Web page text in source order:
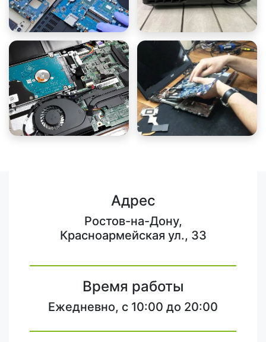
Адрес
Ростов-на-Дону,
Красноармейская ул., 33
Время работы
Ежедневно, с 10:00 до 20:00